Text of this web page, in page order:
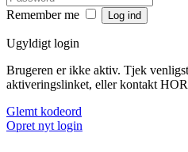
Remember me
Ugyldigt login
Brugeren er ikke aktiv. Tjek
aktiveringslinket, eller kontakt
Glemt kodeord
Opret nyt login